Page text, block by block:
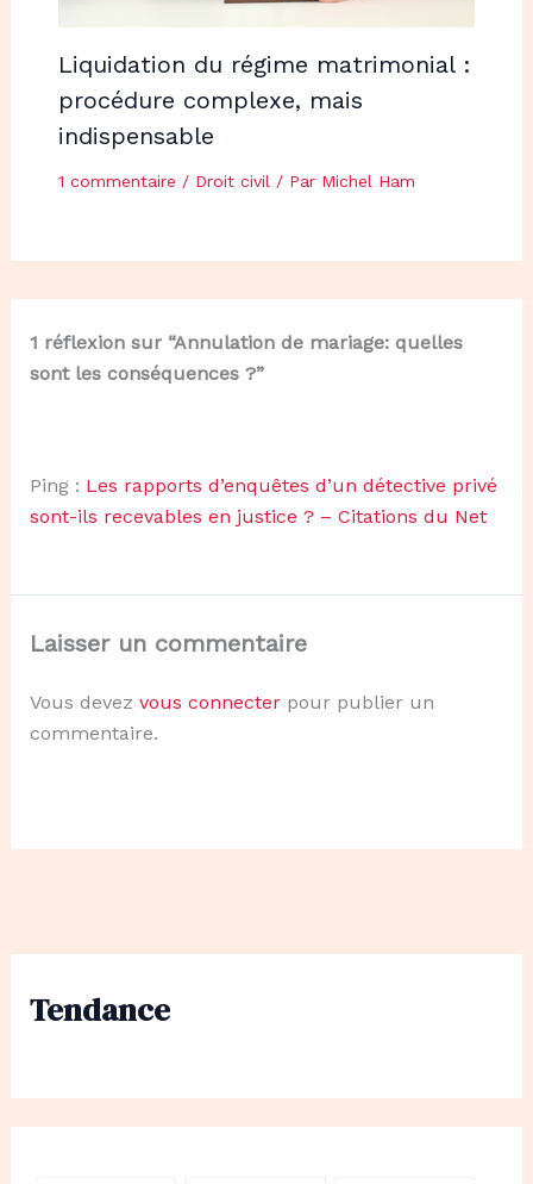
Tendance
Liquidation du régime matrimonial :
procédure complexe, mais
indispensable
1 commentaire / Droit civil / Par Michel Ham
1 réflexion sur “Annulation de mariage: quelles
sont les conséquences ?”
Ping : Les rapports d’enquêtes d’un détective privé
sont-ils recevables en justice ? – Citations du Net
Laisser un commentaire
Vous devez vous connecterpour publier un
commentaire.